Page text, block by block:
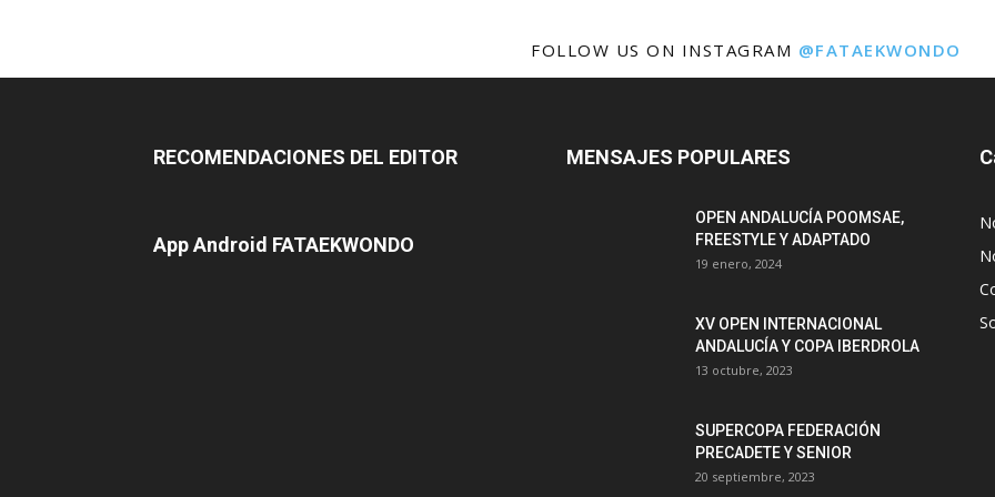
FOLLOW US ON INSTAGRAM @FATAEKWONDO
RECOMENDACIONES DEL EDITOR
App Android FATAEKWONDO
MENSAJES POPULARES
OPEN ANDALUCÍA POOMSAE,
FREESTYLE Y ADAPTADO
19 enero, 2024
XV OPEN INTERNACIONAL
ANDALUCÍA Y COPA IBERDROLA
13 octubre, 2023
SUPERCOPA FEDERACIÓN
PRECADETE Y SENIOR
20 septiembre, 2023